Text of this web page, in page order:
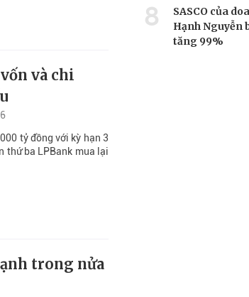
và chi
tỷ đồng với kỳ hạn 3
thứ ba LPBank mua lại
trong nửa
8
SASCO của
Hạnh Nguyễn
tăng 99%